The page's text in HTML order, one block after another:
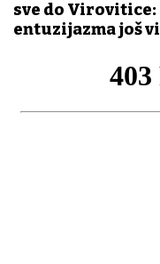
sve do
entuzijazma još